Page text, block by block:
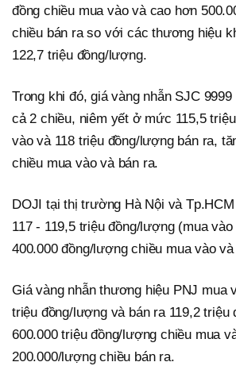
đồng chiều mua vào và cao hơn
chiều bán ra so với các thương hiệu
122,7 triệu đồng/lượng.
Trong khi đó, giá vàng nhẫn SJC
cả 2 chiều, niêm yết ở mức 115,5
vào và 118 triệu đồng/lượng bán ra,
chiều mua vào và bán ra.
DOJI tại thị trường Hà Nội và
117 - 119,5 triệu đồng/lượng (mua
400.000 đồng/lượng chiều mua vào
Giá vàng nhẫn thương hiệu PNJ mua
triệu đồng/lượng và bán ra 119,2 triệu
600.000 triệu đồng/lượng chiều mua
200.000/lượng chiều bán ra.